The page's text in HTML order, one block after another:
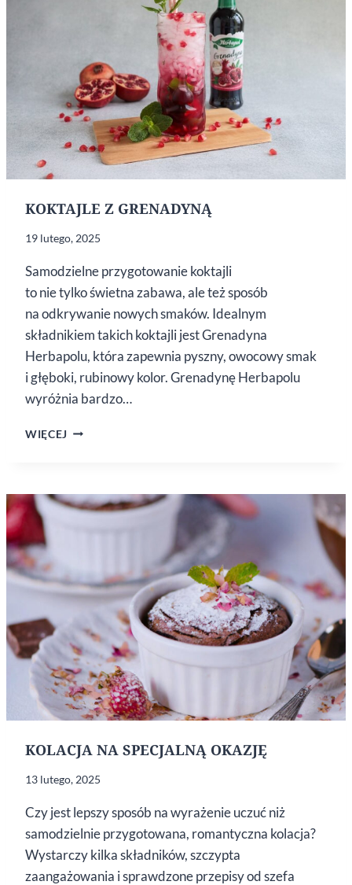
KOKTAJLE Z GRENADYNĄ
19 lutego, 2025
Samodzielne przygotowanie koktajli
to nie tylko świetna zabawa, ale też sposób
na odkrywanie nowych smaków. Idealnym
składnikiem takich koktajli jest Grenadyna
Herbapolu, która zapewnia pyszny, owocowy smak
i głęboki, rubinowy kolor. Grenadynę Herbapolu
wyróżnia bardzo…
WIĘCEJ KOKTAJLE
KOLACJA NA SPECJALNĄ OKAZJĘ
13 lutego, 2025
Czy jest lepszy sposób na wyrażenie uczuć niż
samodzielnie przygotowana, romantyczna kolacja?
Wystarczy kilka składników, szczypta
zaangażowania i sprawdzone przepisy od szefa